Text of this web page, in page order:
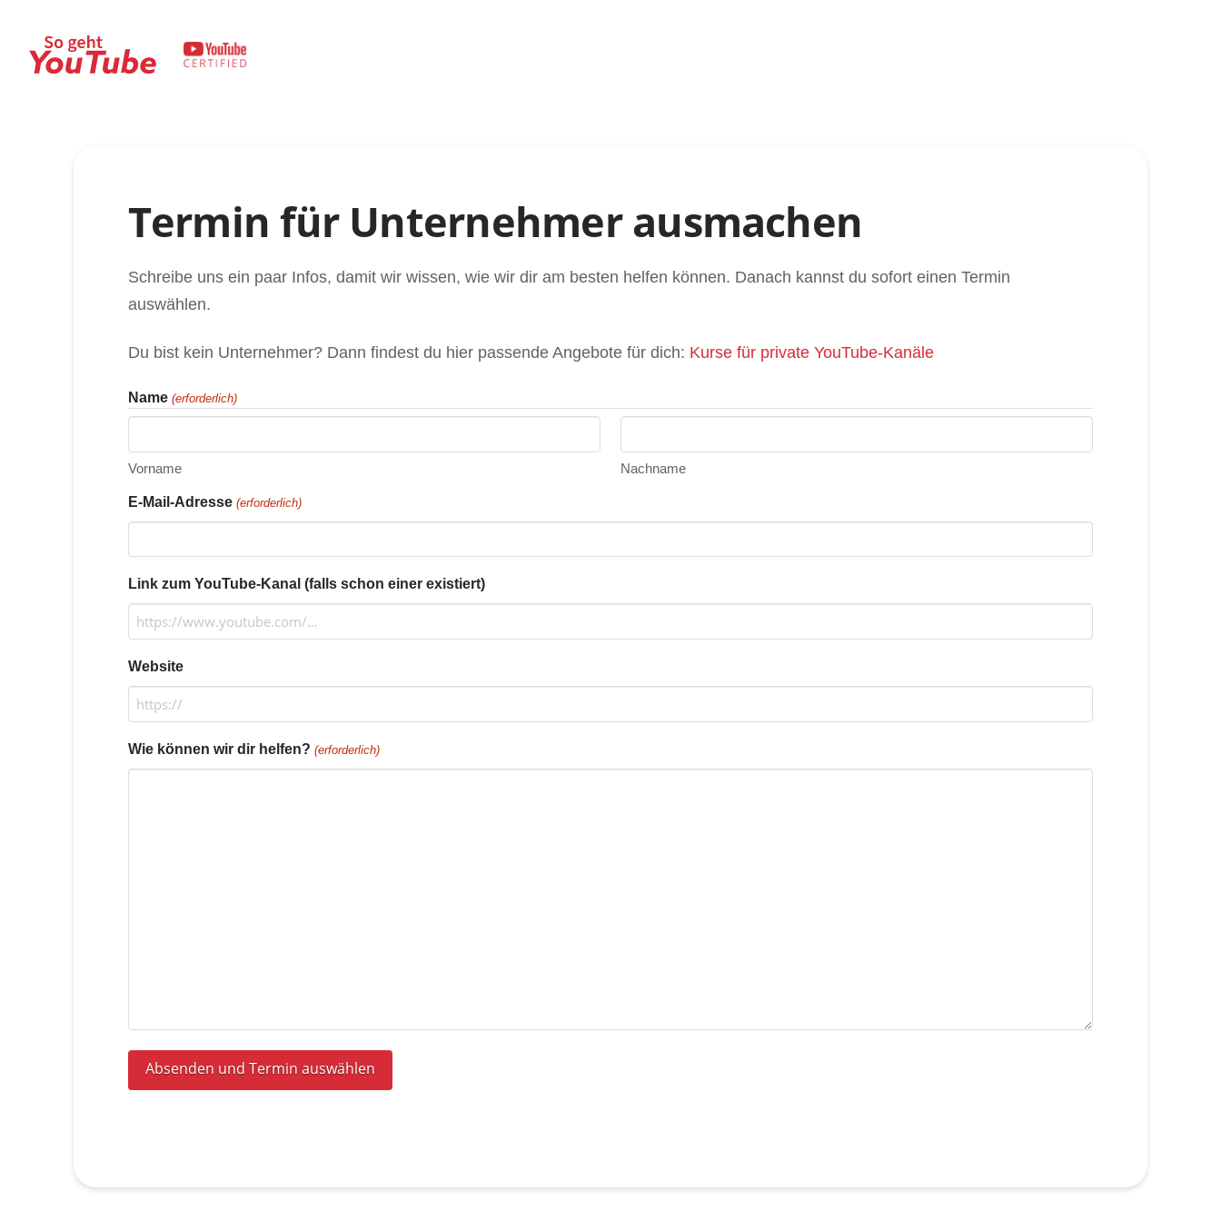
Termin für Unternehmer ausmachen
Schreibe uns ein paar Infos, damit wir wissen, wie wir dir am besten helfen können. Danach kannst du sofort einen Termin
auswählen.
Du bist kein Unternehmer? Dann findest du hier passende Angebote für dich: Kurse für private YouTube-Kanäle
Name (erforderlich)
Vorname Nachname
E-Mail-Adresse (erforderlich)
Link zum YouTube-Kanal (falls schon einer existiert)
Website
Wie können wir dir helfen? (erforderlich)
Absenden und Termin auswählen